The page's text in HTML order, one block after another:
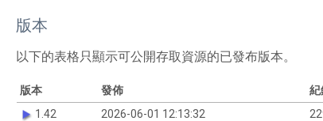
版本
以下的表格只顯示可公開存取資源的已發布版本。
版本 發佈 紀
1.42
2026-06-01 12:13:32